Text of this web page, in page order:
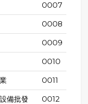
0007
0008
0009
0010
0011
備批發
0012